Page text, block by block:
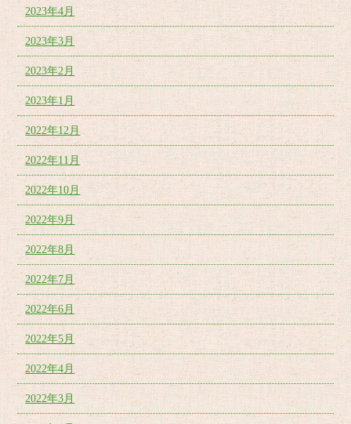
2023年4月
2023年3月
2023年2月
2023年1月
2022年12月
2022年11月
2022年10月
2022年9月
2022年8月
2022年7月
2022年6月
2022年5月
2022年4月
2022年3月